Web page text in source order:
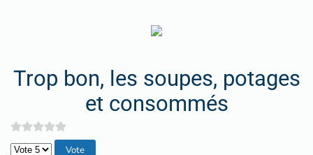
Trop bon, les soupes, potages
et consommés
Veuillez voter